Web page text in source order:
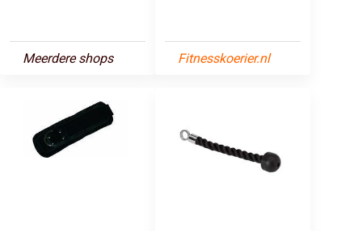
Meerdere shops Fitnesskoerier.nl